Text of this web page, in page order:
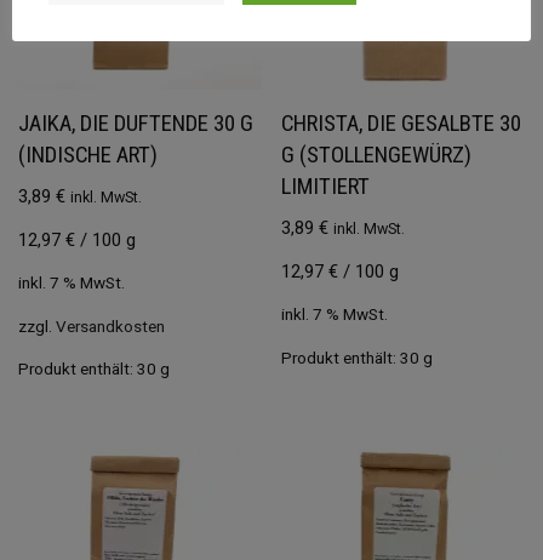
JAIKA, DIE DUFTENDE 30 G
(INDISCHE ART)
3,89 € inkl. MwSt.
12,97 € / 100 g
inkl. 7 % MwSt.
zzgl. Versandkosten
Produkt enthält: 30 g
CHRISTA, DIE GESALBTE 30
G (STOLLENGEWÜRZ)
LIMITIERT
3,89€ inkl. MwSt.
12,97€ / 100 g
inkl. 7 % MwSt.
Produkt enthält: 30 g